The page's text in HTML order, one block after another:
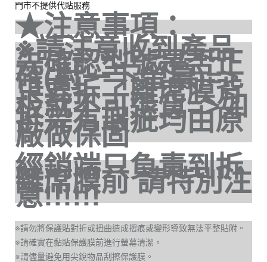
門市不提供代貼服務
★注意事項：
※請注意收到產品
先確認型號是否正
確(對一下螢幕)=>
只要拆了離席膜背
板就不可退貨=>如
拆完有瑕疵均由原
廠做保固
經銷端只負責到拆
離席膜前 請特別注
意!!!!!!
※請勿將保護貼對折或扭曲造成摺痕或變形導致無法平整貼附。
※請確實在黏貼保護膜前進行螢幕清潔。
※請儘量避免用尖銳物品刮擦保護膜。